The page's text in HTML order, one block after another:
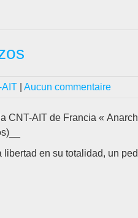
AIT Aucun commentaire
CNT-AIT de Francia «
en su totalidad, un